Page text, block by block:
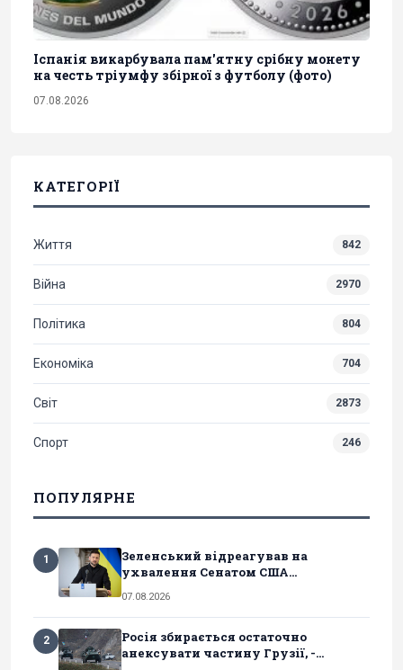
Іспанія викарбувала пам'ятну срібну монету
на честь тріумфу збірної з футболу (фото)
07.08.2026
КАТЕГОРІЇ
Життя 842
Війна 2970
Політика 804
Економіка 704
Світ 2873
Спорт 246
ПОПУЛЯРНЕ
1
Зеленський відреагував на
ухвалення Сенатом США...
07.08.2026
2
Росія збирається остаточно
анексувати частину Грузії, -...